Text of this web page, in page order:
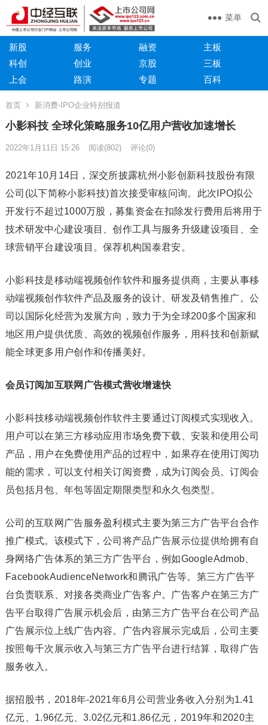
菜单
新股 服务 融资
主板
科创
创业 京股
三板
上会
路演 专题 百科
首页 新消费-IPO企业特别报道
小影科技 全球化策略服务10亿用户营收加速增长
2022年1月11日 15:26 阅读(802) 评论(0)
2021年10月14日，深交所披露杭州小影创新科技股份有限
公司(以下简称小影科技)首次接受审核问询。此次IPO拟公
开发行不超过1000万股，募集资金在扣除发行费用后将用于
技术研发中心建设项目、创作工具与服务升级建设项目、全
球营销平台建设项目。保荐机构国泰君安。
小影科技是移动端视频创作软件和服务提供商，主要从事移
动端视频创作软件产品及服务的设计、研发及销售推广。公
司以国际化经营为发展方向，致力于为全球200多个国家和
地区用户提供优质、高效的视频创作服务，用科技和创新赋
能全球更多用户创作和传播美好。
会员订阅加互联网广告模式营收增速快
小影科技移动端视频创作软件主要通过订阅模式实现收入。
用户可以在第三方移动应用市场免费下载、安装和使用公司
产品，用户在免费使用产品的过程中，如果存在使用订阅功
能的需求，可以支付相关订阅资费，成为订阅会员。订阅会
员包括月包、年包等固定期限类型和永久包类型。
公司的互联网广告服务盈利模式主要为第三方广告平台合作
推广模式。该模式下，公司将产品广告展示位提供给拥有自
身网络广告体系的第三方广告平台，例如GoogleAdmob、
FacebookAudienceNetwork和腾讯广告等。第三方广告平
台负责联系、对接各类商业广告客户。广告客户在第三方广
告平台取得广告展示机会后，由第三方广告平台在公司产品
广告展示位上线广告内容。广告内容展示完成后，公司主要
按照每千次展示收入与第三方广告平台进行结算，取得广告
服务收入。
据招股书，2018年-2021年6月公司营业务收入分别为1.41
亿元、1.96亿元、3.02亿元和1.86亿元，2019年和2020主